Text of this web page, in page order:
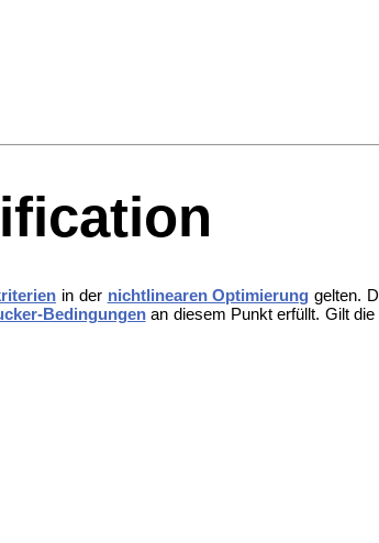
in der nichtlinearen Optimierung gelten.
Bedingungenan diesem Punkt erfüllt. Gilt